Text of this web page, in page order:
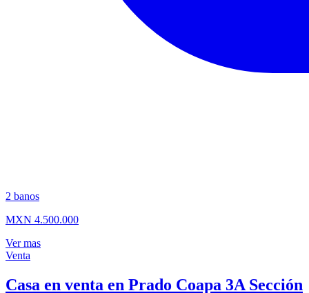
2 banos
MXN 4.500.000
Ver mas
Venta
Casa en venta en Prado Coapa 3A Sección